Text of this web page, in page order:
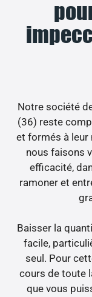
Notre société
(36) reste
et formés à leur
nous faisons
efficacité,
ramoner et
Baisser la
facile,
seul. Pour
cours de toute
que vous